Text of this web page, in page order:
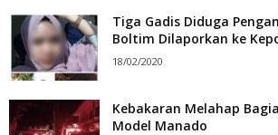
Tiga Gadis Diduga
Boltim Dilaporkan ke
18/02/2020
Kebakaran Melahap
Model Manado